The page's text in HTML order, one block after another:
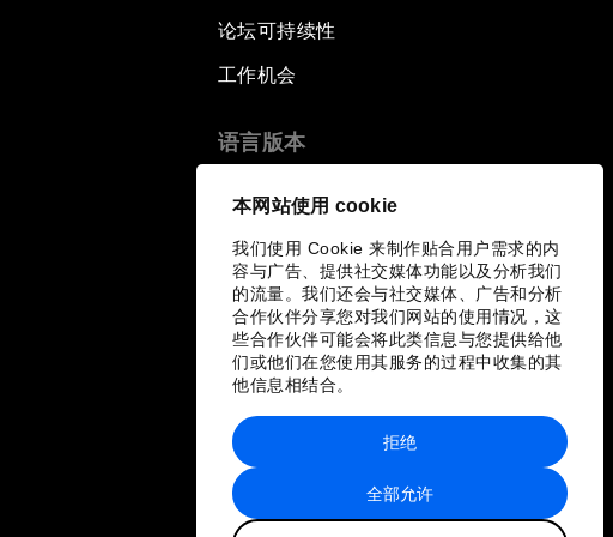
本网站使用 cookie
我们使用 Cookie 来制作贴合用户需求的内
容与广告、提供社交媒体功能以及分析我们
的流量。我们还会与社交媒体、广告和分析
合作伙伴分享您对我们网站的使用情况，这
些合作伙伴可能会将此类信息与您提供给他
们或他们在您使用其服务的过程中收集的其
他信息相结合。
全部允许
拒绝
论坛可持续性
工作机会
语言版本